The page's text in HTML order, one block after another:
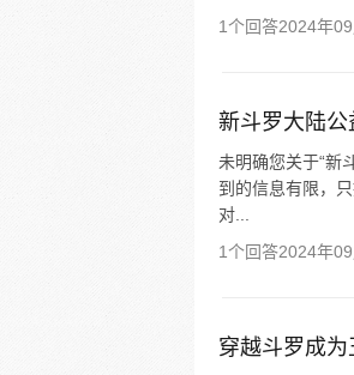
1个回答2024年
新斗罗大陆公
未明确您关于“新
到的信息有限，
对...
1个回答2024年
穿越斗罗成为